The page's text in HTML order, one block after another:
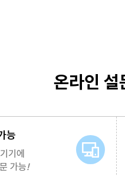
온라인 설
능
기에
가능!